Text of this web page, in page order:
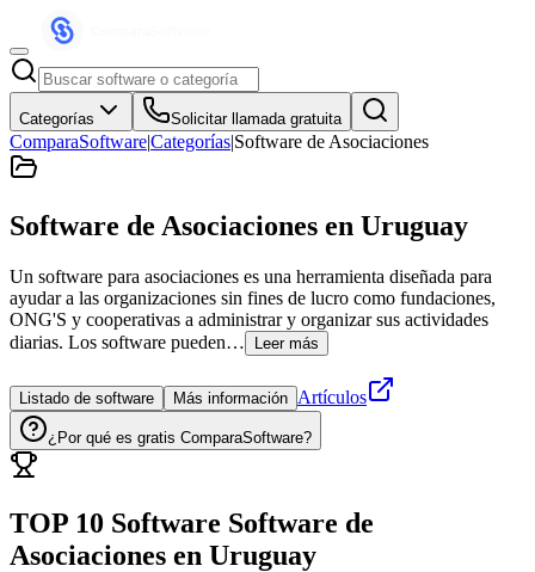
Categorías Solicitar llamada gratuita
ComparaSoftware|Categorías|Software de Asociaciones
Software de Asociaciones en Uruguay
Un software para asociaciones es una herramienta diseñada para
ayudar a las organizaciones sin fines de lucro como fundaciones,
ONG'S y cooperativas a administrar y organizar sus actividades
diarias. Los software pueden…
Leer más
Listado de software Más información Artículos
¿Por qué es gratis ComparaSoftware?
TOP 10 Software Software de
Asociaciones en Uruguay